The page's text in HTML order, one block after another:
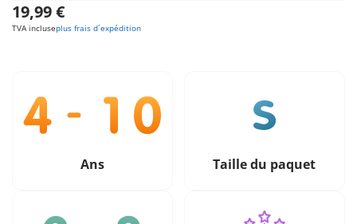
19,99 €
TVA incluseplus frais d´expédition
Ans Taille du paquet